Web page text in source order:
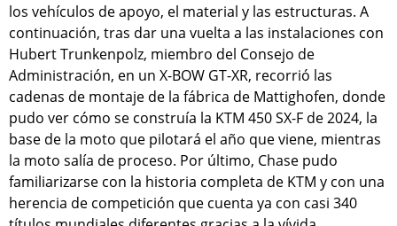
los vehículos de apoyo, el material y las estructuras. A
continuación, tras dar una vuelta a las instalaciones con
Hubert Trunkenpolz, miembro del Consejo de
Administración, en un X-BOW GT-XR, recorrió las
cadenas de montaje de la fábrica de Mattighofen, donde
pudo ver cómo se construía la KTM 450 SX-F de 2024, la
base de la moto que pilotará el año que viene, mientras
la moto salía de proceso. Por último, Chase pudo
familiarizarse con la historia completa de KTM y con una
herencia de competición que cuenta ya con casi 340